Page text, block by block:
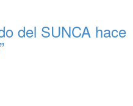
del SUNCA hace